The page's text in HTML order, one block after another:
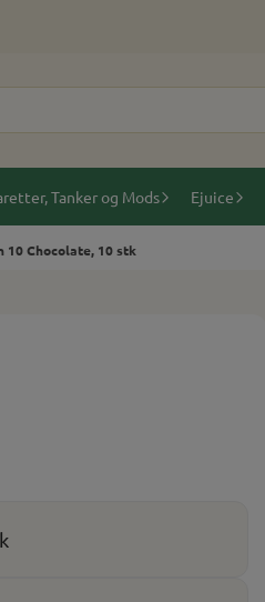
Tanker og Mods Ejuice
10 Chocolate, 10 stk